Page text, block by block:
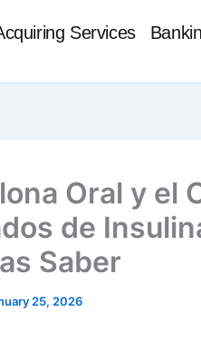
Services
Oral y el
de
Saber
25, 2026